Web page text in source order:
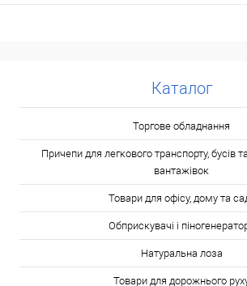
Каталог
Торгове обладнання
Причепи для легкового транспорту, бусів
вантажівок
Товари для офісу, дому та
Обприскувачі і
Натуральна лоза
Товари для дорожнього